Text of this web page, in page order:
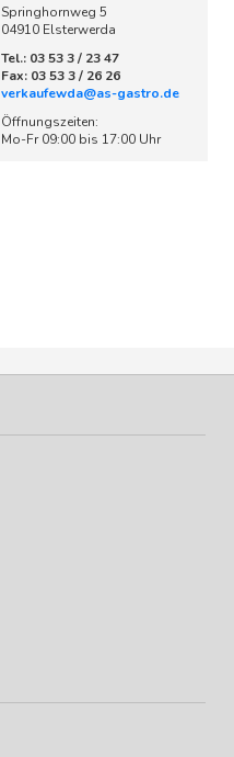
Springhornweg 5
04910 Elsterwerda
Tel.: 03 53 3 / 23 47
Fax: 03 53 3 / 26 26
verkaufewda@as-gastro.de
Öffnungszeiten:
Mo-Fr 09:00 bis 17:00 Uhr